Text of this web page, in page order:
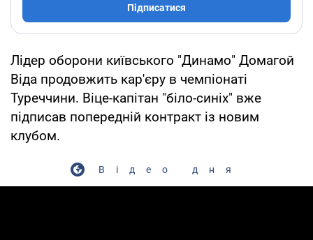
Підписатися
Лідер оборони київського "Динамо" Домагой
Віда продовжить кар'єру в чемпіонаті
Туреччини. Віце-капітан "біло-синіх" вже
підписав попередній контракт із новим
клубом.
Відео дня